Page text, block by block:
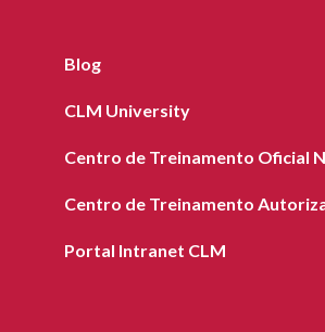
Blog
CLM University
Centro de Treinamento Oficial
Centro de Treinamento
Portal Intranet CLM